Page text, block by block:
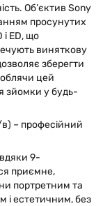
Об’єктив Sony
просунутих
ED, що
виняткову
зберегти
цей
зйомки у будь-
9-
приємне,
портретним та
і естетичним, без